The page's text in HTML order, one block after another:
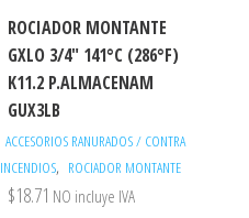
ROCIADOR MONTANTE
GXLO 3/4″ 141°C (286°F)
K11.2 P.ALMACENAM
GUX3LB
ACCESORIOS RANURADOS / CONTRA
INCENDIOS, ROCIADOR MONTANTE
$18.71 NO incluye IVA